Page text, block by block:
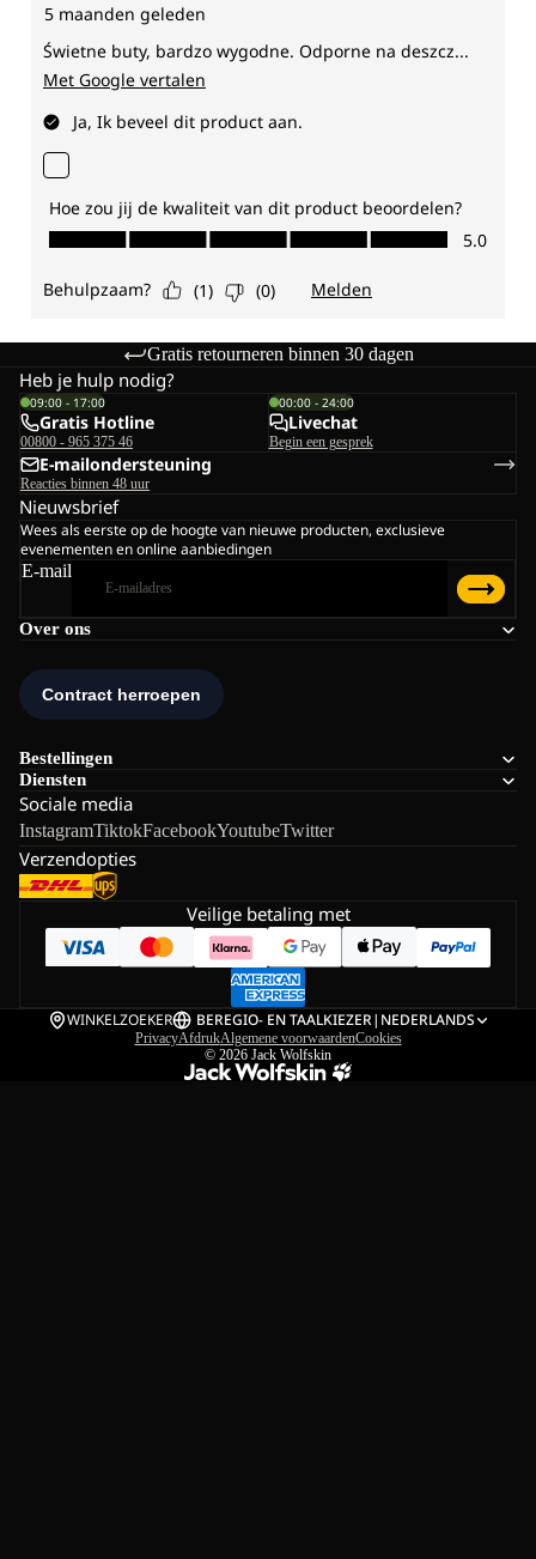
Gratis retourneren binnen 30 dagen
Over ons
Bestellingen
Diensten
Sociale media
InstagramTiktokFacebookYoutubeTwitter
Verzendopties
Heb je hulp nodig?
09:00 - 17:00
Gratis Hotline
00800 - 965 375 46
00:00 - 24:00
Livechat
Begin een gesprek
E-mailondersteuning
Reacties binnen 48 uur
Nieuwsbrief
Wees als eerste op de hoogte van nieuwe producten, exclusieve
evenementen en online aanbiedingen
E-mail
Veilige betaling met
WINKELZOEKER BEREGIO- EN TAALKIEZER| NEDERLANDS
PrivacyAfdrukAlgemene voorwaardenCookies
© 2026 Jack Wolfskin